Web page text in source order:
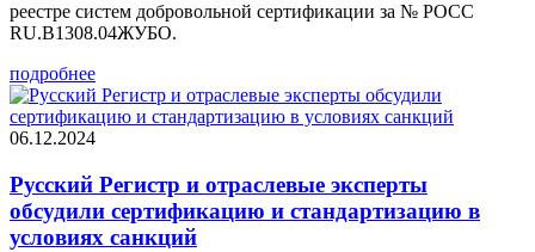
реестре систем добровольной сертификации за № РОСС
RU.В1308.04ЖУБО.
подробнее
06.12.2024
Русский Регистр и отраслевые эксперты
обсудили сертификацию и стандартизацию в
условиях санкций